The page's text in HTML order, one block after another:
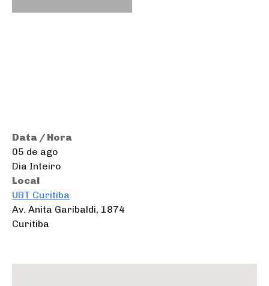
Data / Hora
05 de ago
Dia Inteiro
Local
UBT Curitiba
Av. Anita Garibaldi, 1874
Curitiba